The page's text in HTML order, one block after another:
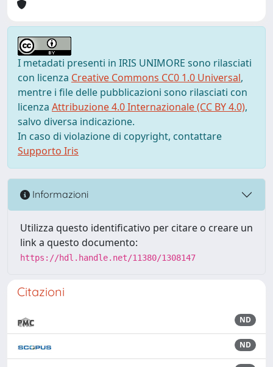
I metadati presenti in IRIS UNIMORE sono rilasciati
con licenza Creative Commons CC0 1.0 Universal,
mentre i file delle pubblicazioni sono rilasciati con
licenza Attribuzione 4.0 Internazionale (CC BY 4.0),
salvo diversa indicazione.
In caso di violazione di copyright, contattare
Supporto Iris
Informazioni
Utilizza questo identificativo per citare o creare un
link a questo documento:
https://hdl.handle.net/11380/1308147
Citazioni
ND
ND